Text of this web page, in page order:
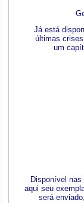
Já está
últimas
um
Disponível
aqui seu
será